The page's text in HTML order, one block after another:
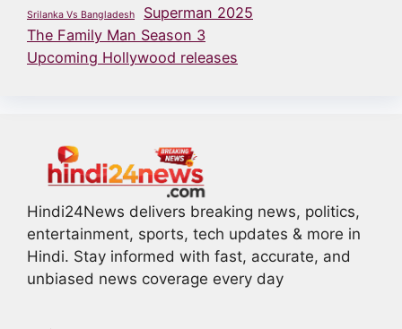
Srilanka Vs Bangladesh
Superman 2025
The Family Man Season 3
Upcoming Hollywood releases
Hindi24News delivers breaking news, politics,
entertainment, sports, tech updates & more in
Hindi. Stay informed with fast, accurate, and
unbiased news coverage every day